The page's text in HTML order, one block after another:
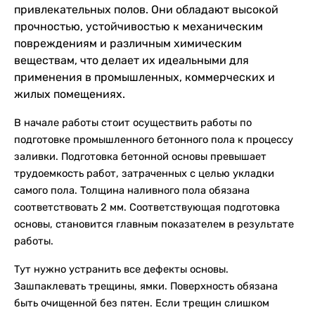
привлекательных полов. Они обладают высокой
прочностью, устойчивостью к механическим
повреждениям и различным химическим
веществам, что делает их идеальными для
применения в промышленных, коммерческих и
жилых помещениях.
В начале работы стоит осуществить работы по
подготовке промышленного бетонного пола к процессу
заливки. Подготовка бетонной основы превышает
трудоемкость работ, затраченных с целью укладки
самого пола. Толщина наливного пола обязана
соответствовать 2 мм. Соответствующая подготовка
основы, становится главным показателем в результате
работы.
Тут нужно устранить все дефекты основы.
Зашпаклевать трещины, ямки. Поверхность обязана
быть очищенной без пятен. Если трещин слишком